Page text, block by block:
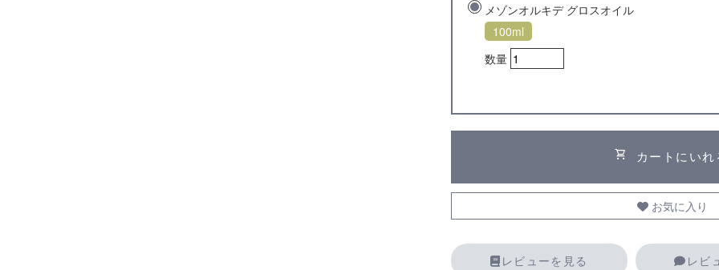
メゾンオルキデ グロスオイル
100ml
数量
shopping_cart カートにいれ
お気に入り
レビューを見る レビ